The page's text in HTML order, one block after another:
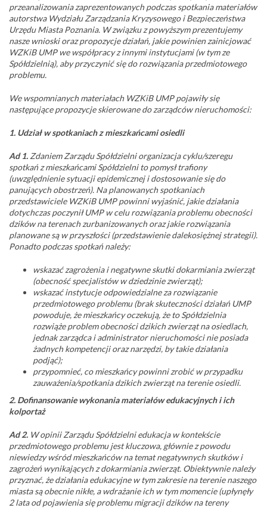
przeanalizowania zaprezentowanych podczas spotkania materiałów
autorstwa Wydziału Zarządzania Kryzysowego i Bezpieczeństwa
Urzędu Miasta Poznania. W związku z powyższym prezentujemy
nasze wnioski oraz propozycje działań, jakie powinien zainicjować
WZKiB UMP we współpracy z innymi instytucjami (w tym ze
Spółdzielnią), aby przyczynić się do rozwiązania przedmiotowego
problemu.
We wspomnianych materiałach WZKiB UMP pojawiły się
następujące propozycje skierowane do zarządców nieruchomości:
1. Udział w spotkaniach z mieszkańcami osiedli
Ad 1. Zdaniem Zarządu Spółdzielni organizacja cyklu/szeregu
spotkań z mieszkańcami Spółdzielni to pomysł trafiony
(uwzględnienie sytuacji epidemicznej i dostosowanie się do
panujących obostrzeń). Na planowanych spotkaniach
przedstawiciele WZKiB UMP powinni wyjaśnić, jakie działania
dotychczas poczynił UMP w celu rozwiązania problemu obecności
dzików na terenach zurbanizowanych oraz jakie rozwiązania
planowane są w przyszłości (przedstawienie dalekosiężnej strategii).
Ponadto podczas spotkań należy:
wskazać zagrożenia i negatywne skutki dokarmiania zwierząt
(obecność specjalistów w dziedzinie zwierząt);
wskazać instytucje odpowiedzialne za rozwiązanie
przedmiotowego problemu (brak skuteczności działań UMP
powoduje, że mieszkańcy oczekują, że to Spółdzielnia
rozwiąże problem obecności dzikich zwierząt na osiedlach,
jednak zarządca i administrator nieruchomości nie posiada
żadnych kompetencji oraz narzędzi, by takie działania
podjąć);
przypomnieć, co mieszkańcy powinni zrobić w przypadku
zauważenia/spotkania dzikich zwierząt na terenie osiedli.
2. Dofinansowanie wykonania materiałów edukacyjnych i ich
kolportaż
Ad 2. W opinii Zarządu Spółdzielni edukacja w kontekście
przedmiotowego problemu jest kluczowa, głównie z powodu
niewiedzy wśród mieszkańców na temat negatywnych skutków i
zagrożeń wynikających z dokarmiania zwierząt. Obiektywnie należy
przyznać, że działania edukacyjne w tym zakresie na terenie naszego
miasta są obecnie nikłe, a wdrażanie ich w tym momencie (upłynęły
2 lata od pojawienia się problemu migracji dzików na tereny